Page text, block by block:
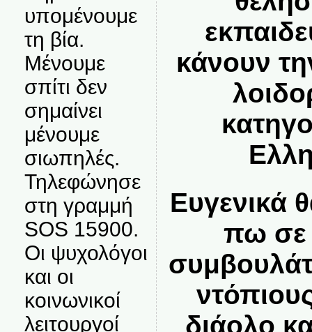
υπομένουμε
τη βία.
Μένουμε
σπίτι δεν
σημαίνει
μένουμε
σιωπηλές.
Τηλεφώνησε
στη γραμμή
SOS 15900.
Οι ψυχολόγοι
και οι
κοινωνικοί
λειτουργοί
κάνουν
Ευγενικά
πω σε
διάολο